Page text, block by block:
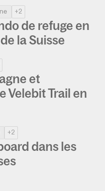
+2
de refuge en
la Suisse
et
Velebit Trail en
+2
dans les